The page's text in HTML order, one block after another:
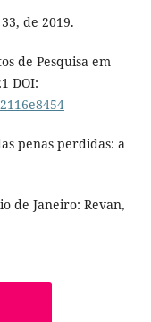
de 2019.
de Pesquisa em
DOI:
penas perdidas: a
de Janeiro: Revan,